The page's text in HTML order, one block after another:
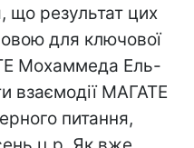
що результат цих
для ключової
Мохаммеда Ель-
взаємодії МАГАТЕ
питання,